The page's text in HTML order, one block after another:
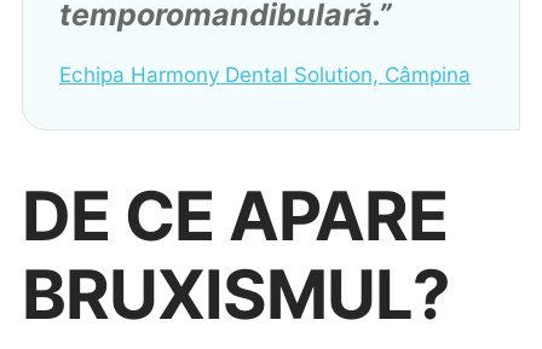
temporomandibulară.”
Echipa Harmony Dental Solution, Câmpina
DE CE APARE
BRUXISMUL?